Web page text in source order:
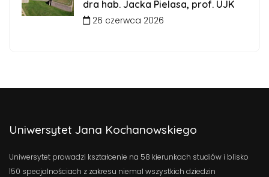
dra hab. Jacka Pielasa, prof. UJK
26 czerwca 2026
Uniwersytet Jana Kochanowskiego
Uniwersytet prowadzi kształcenie na 58 kierunkach studiów i blisko
150 specjalnościach z zakresu niemal wszystkich dziedzin